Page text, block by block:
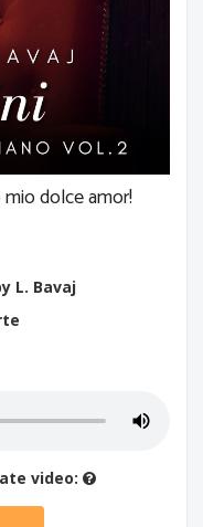
mio dolce amor!
L. Bavaj
video: